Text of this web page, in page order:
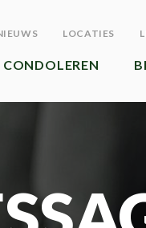
LOCATIES
CONDOLEREN